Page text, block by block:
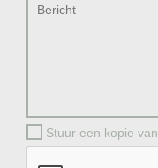
Stuur een kopie